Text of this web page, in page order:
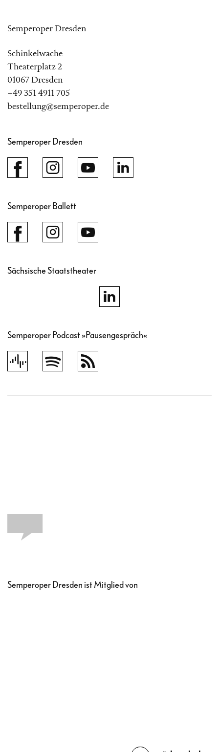
Semperoper Dresden
Schinkelwache
Theaterplatz 2
01067 Dresden
+49 351 4911 705
bestellung@semperoper.de
Semperoper Dresden
Semperoper Ballett
Sächsische Staatstheater
Semperoper Podcast »Pausengespräch«
Semperoper Dresden ist Mitglied von